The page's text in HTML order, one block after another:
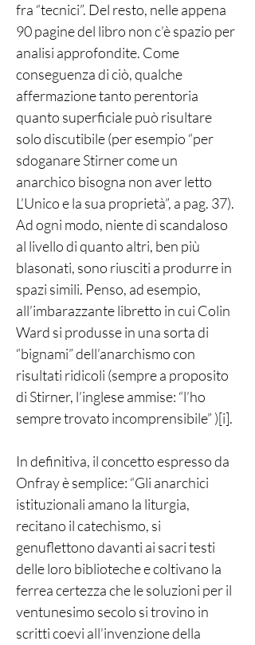
fra “tecnici”. Del resto, nelle appena
90 pagine del libro non c’è spazio per
analisi approfondite. Come
conseguenza di ciò, qualche
affermazione tanto perentoria
quanto superficiale può risultare
solo discutibile (per esempio “per
sdoganare Stirner come un
anarchico bisogna non aver letto
L’Unico e la sua proprietà”, a pag. 37).
Ad ogni modo, niente di scandaloso
al livello di quanto altri, ben più
blasonati, sono riusciti a produrre in
spazi simili. Penso, ad esempio,
all’imbarazzante libretto in cui Colin
Ward si produsse in una sorta di
“bignami” dell’anarchismo con
risultati ridicoli (sempre a proposito
di Stirner, l’inglese ammise: “l’ho
sempre trovato incomprensibile” )[i].
In definitiva, il concetto espresso da
Onfray è semplice: “Gli anarchici
istituzionali amano la liturgia,
recitano il catechismo, si
genuflettono davanti ai sacri testi
delle loro biblioteche e coltivano la
ferrea certezza che le soluzioni per il
ventunesimo secolo si trovino in
scritti coevi all’invenzione della